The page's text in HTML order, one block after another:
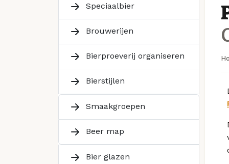
Speciaalbier
Brouwerijen
Bierproeverij organiseren
Bierstijlen
Smaakgroepen
Beer map
Bier glazen